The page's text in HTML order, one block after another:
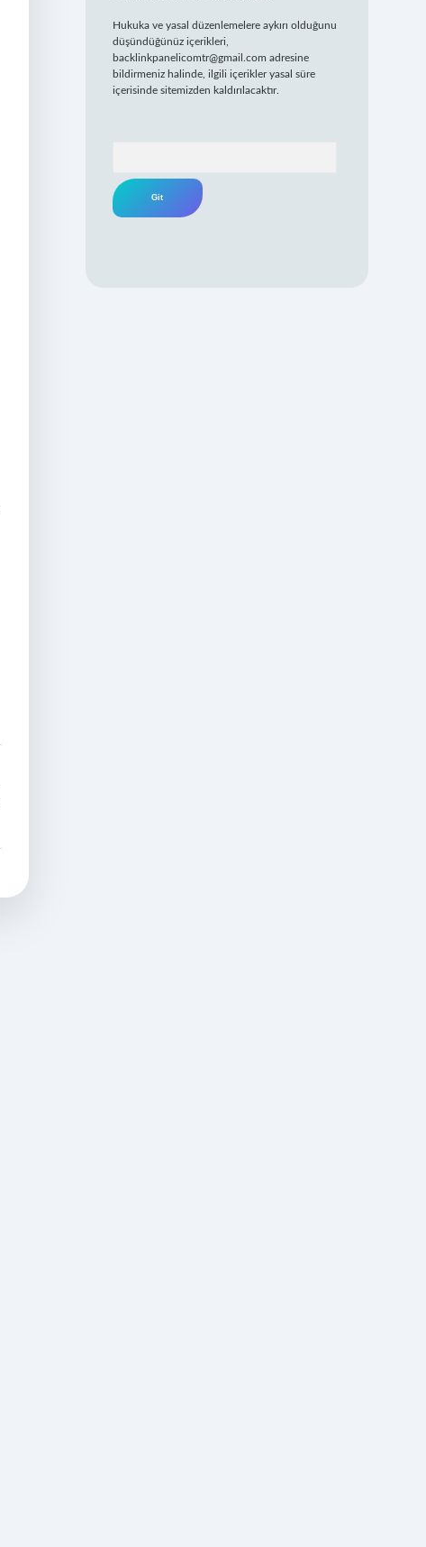
Hukuka ve yasal düzenlemelere aykırı olduğunu
düşündüğünüz içerikleri,
backlinkpanelicomtr@gmail.com adresine
bildirmeniz halinde, ilgili içerikler yasal süre
içerisinde sitemizden kaldırılacaktır.